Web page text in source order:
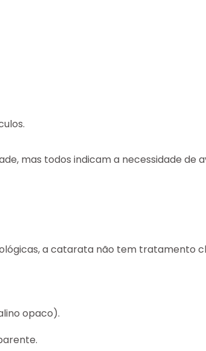
mas todos indicam a necessidade de
a catarata não tem tratamento
opaco).